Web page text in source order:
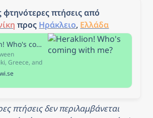
προς Ηράκλειο, Ελλάδα
Heraklion! Who's coming with me?
Greece, and
starting
between
Ryanair, or
trains, and
πτήσεις δεν περιλαμβάνεται